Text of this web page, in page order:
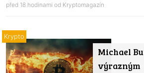
před 18 hodinami od Kryptomagazín
Michael
výrazným
Krypto